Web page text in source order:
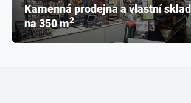
Kamenná prodejna a vlastní sklad
na 350 m2